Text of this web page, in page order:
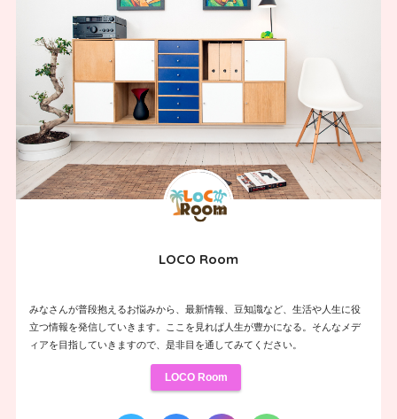
LOCO Room
みなさんが普段抱えるお悩みから、最新情報、豆知識など、生活や人生に役
立つ情報を発信していきます。ここを見れば人生が豊かになる。そんなメデ
ィアを目指していきますので、是非目を通してみてください。
LOCO Room